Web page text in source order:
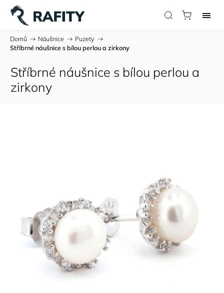
Domů / Náušnice / Puzety /
Stříbrné náušnice s bílou perlou a zirkony
Stříbrné náušnice s bílou perlou a
zirkony